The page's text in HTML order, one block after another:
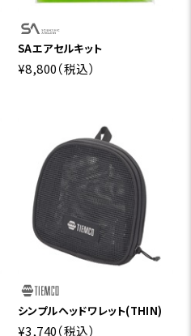
SAエアセルキット
¥8,800（税込）
シンプルヘッドワレット(THIN)
¥3,740（税込）